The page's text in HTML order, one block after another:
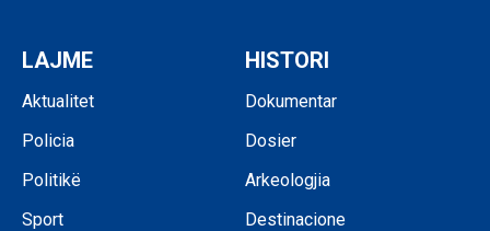
LAJME
Aktualitet
Policia
Politikë
Sport
HISTORI
Dokumentar
Dosier
Arkeologjia
Destinacione